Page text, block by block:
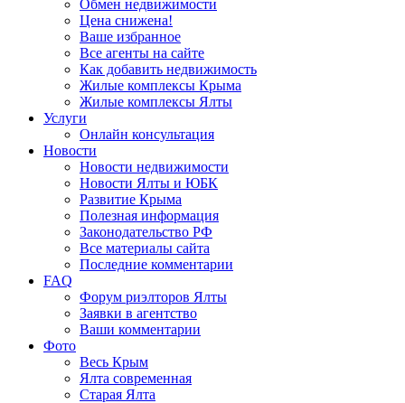
Обмен недвижимости
Цена снижена!
Ваше избранное
Все агенты на сайте
Как добавить недвижимость
Жилые комплексы Крыма
Жилые комплексы Ялты
Услуги
Онлайн консультация
Новости
Новости недвижимости
Новости Ялты и ЮБК
Развитие Крыма
Полезная информация
Законодательство РФ
Все материалы сайта
Последние комментарии
FAQ
Форум риэлторов Ялты
Заявки в агентство
Ваши комментарии
Фото
Весь Крым
Ялта современная
Старая Ялта